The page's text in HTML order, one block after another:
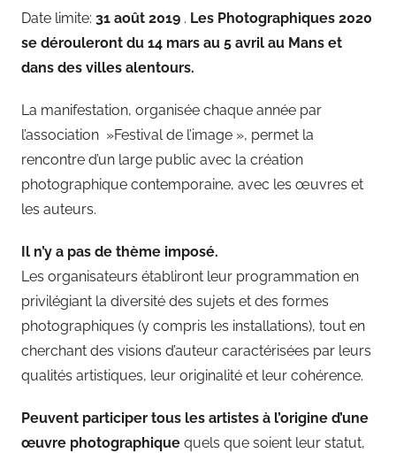
Date limite: 31 août 2019 . Les Photographiques 2020
se dérouleront du 14 mars au 5 avril au Mans et
dans des villes alentours.
La manifestation, organisée chaque année par
l’association »Festival de l’image », permet la
rencontre d’un large public avec la création
photographique contemporaine, avec les œuvres et
les auteurs.
Il n’y a pas de thème imposé.
Les organisateurs établiront leur programmation en
privilégiant la diversité des sujets et des formes
photographiques (y compris les installations), tout en
cherchant des visions d’auteur caractérisées par leurs
qualités artistiques, leur originalité et leur cohérence.
Peuvent participer tous les artistes à l’origine d’une
œuvre photographique quels que soient leur statut,